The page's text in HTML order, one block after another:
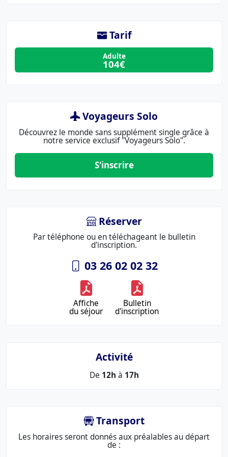
Tarif
Adulte
104€
Voyageurs Solo
Découvrez le monde sans supplément single grâce à
notre service exclusif "Voyageurs Solo".
S'inscrire
Réserver
Par téléphone ou en téléchageant le bulletin
d'inscription.
03 26 02 02 32
Affiche
du séjour
Bulletin
d'inscription
Activité
De 12h à 17h
Transport
Les horaires seront donnés aux préalables au départ
de :